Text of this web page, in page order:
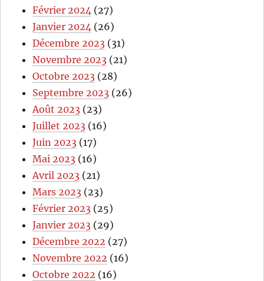
Février 2024 (27)
Janvier 2024 (26)
Décembre 2023 (31)
Novembre 2023 (21)
Octobre 2023 (28)
Septembre 2023 (26)
Août 2023 (23)
Juillet 2023 (16)
Juin 2023 (17)
Mai 2023 (16)
Avril 2023 (21)
Mars 2023 (23)
Février 2023 (25)
Janvier 2023 (29)
Décembre 2022 (27)
Novembre 2022 (16)
Octobre 2022 (16)